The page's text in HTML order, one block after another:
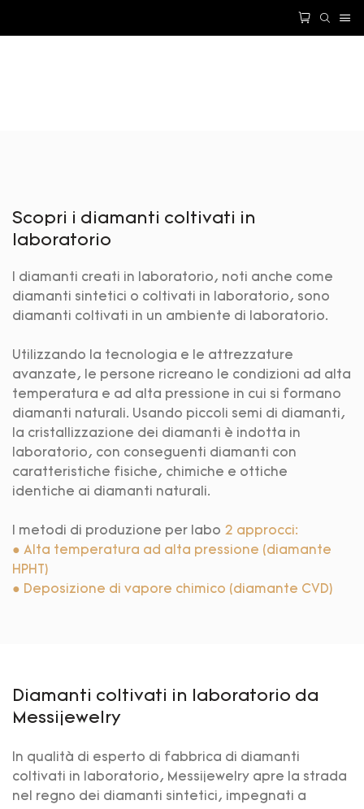
Scopri i diamanti coltivati ​​in
laboratorio
I diamanti creati in laboratorio, noti anche come
diamanti sintetici o coltivati ​​in laboratorio, sono
diamanti coltivati ​​in un ambiente di laboratorio.
Utilizzando la tecnologia e le attrezzature
avanzate, le persone ricreano le condizioni ad alta
temperatura e ad alta pressione in cui si formano
diamanti naturali. Usando piccoli semi di diamanti,
la cristallizzazione dei diamanti è indotta in
laboratorio, con conseguenti diamanti con
caratteristiche fisiche, chimiche e ottiche
identiche ai diamanti naturali.
I metodi di produzione per labo 2 approcci:
● Alta temperatura ad alta pressione (diamante
HPHT)
● Deposizione di vapore chimico (diamante CVD)
Diamanti coltivati ​​in laboratorio da
Messijewelry
In qualità di esperto di fabbrica di diamanti
coltivati ​​in laboratorio, Messijewelry apre la strada
nel regno dei diamanti sintetici, impegnati a